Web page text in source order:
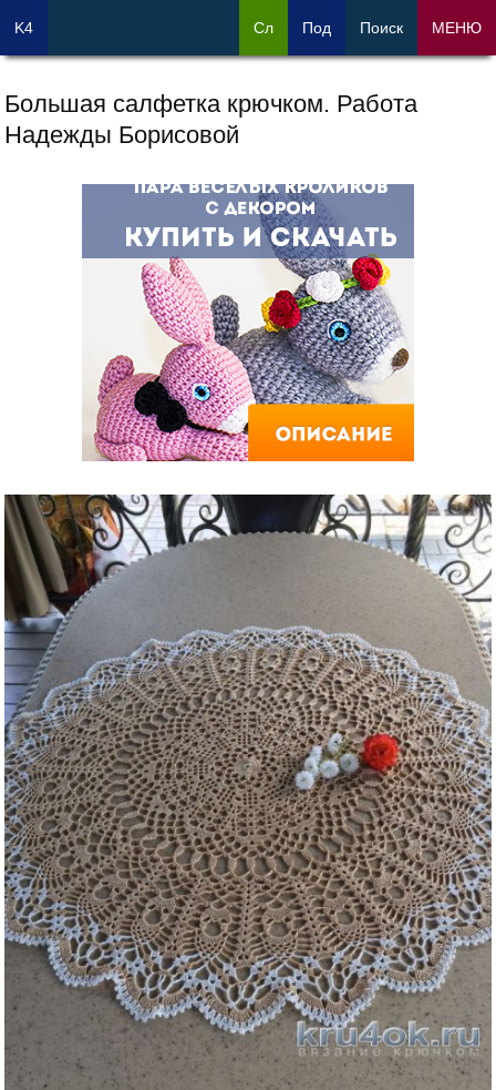
Большая салфетка крючком. Работа
Надежды Борисовой
K4 Сл Под Поиск МЕНЮ